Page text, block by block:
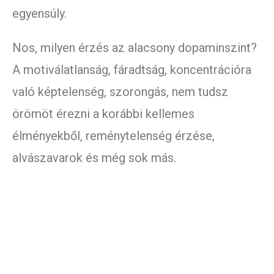
egyensúly.
Nos, milyen érzés az alacsony dopaminszint?
A motiválatlanság, fáradtság, koncentrációra
való képtelenség, szorongás, nem tudsz
örömöt érezni a korábbi kellemes
élményekből, reménytelenség érzése,
alvászavarok és még sok más.